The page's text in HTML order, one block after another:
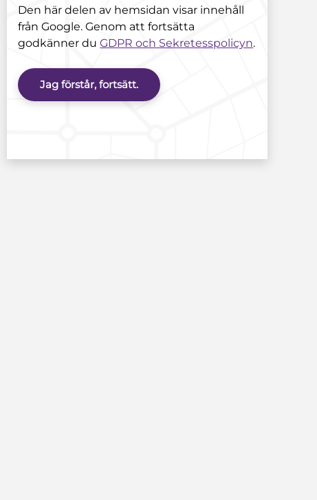
Den här delen av hemsidan visar innehåll
från Google. Genom att fortsätta
godkänner duGDPR och Sekretesspolicyn.
Jag förstår, fortsätt.